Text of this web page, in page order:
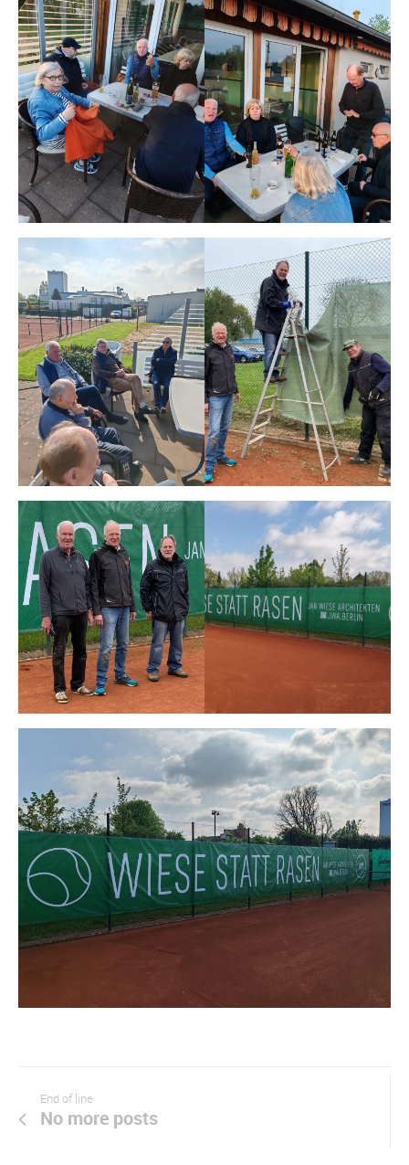
End of line
No more posts